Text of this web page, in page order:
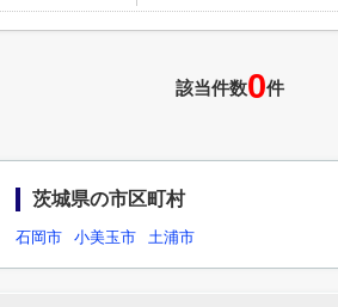
該当件数0件
茨城県の市区町村
石岡市 小美玉市 土浦市